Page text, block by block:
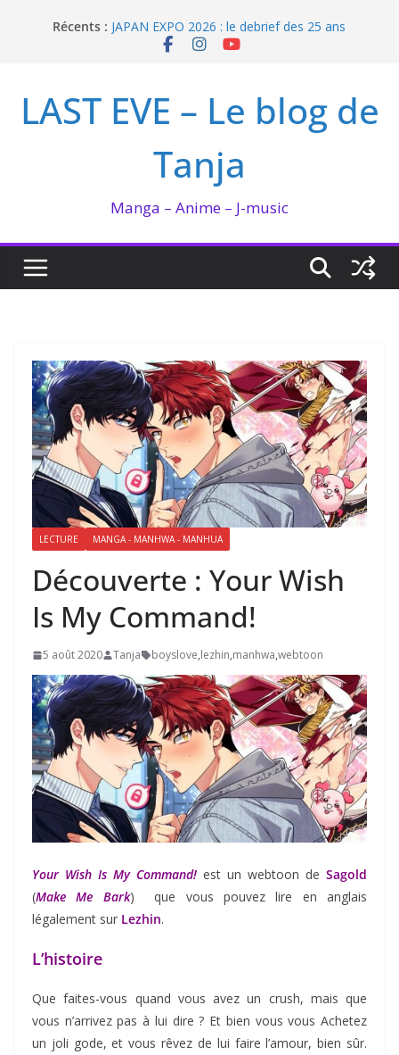
Récents : JAPAN EXPO 2026 : le debrief des 25 ans
Bilan lecture et visionnage de juillet 2026
Enomoto n’est pas un ange
LAST EVE – Le blog de
Tanja
Manga – Anime – J-music
LECTURE MANGA - MANHWA - MANHUA
Découverte : Your Wish
Is My Command!
5 août 2020 Tanja boyslove,lezhin,manhwa,webtoon
Your Wish Is My Command! est un webtoon de Sagold
(Make Me Bark) que vous pouvez lire en anglais
légalement sur Lezhin.
L’histoire
Que faites-vous quand vous avez un crush, mais que
vous n’arrivez pas à lui dire ? Et bien vous vous Achetez
un joli gode, et vous rêvez de lui faire l’amour, bien sûr.